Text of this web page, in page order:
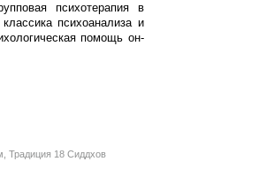
психотерапия в
психоанализа и
помощь он-
Традиция 18 Сиддхов